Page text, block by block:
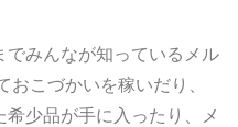
みんなが知っているメル
こづかいを稼いだり、
少品が手に入ったり、メ